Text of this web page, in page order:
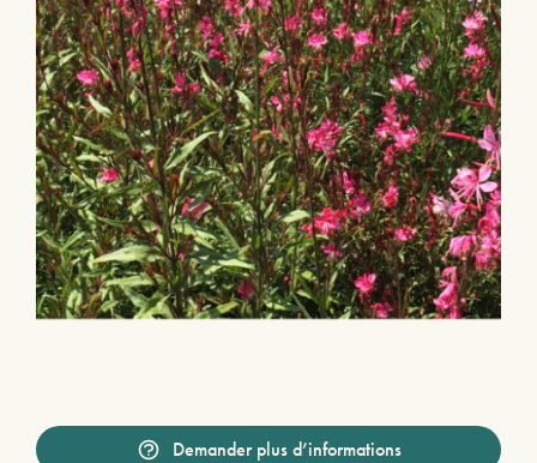
Demander plus d’informations